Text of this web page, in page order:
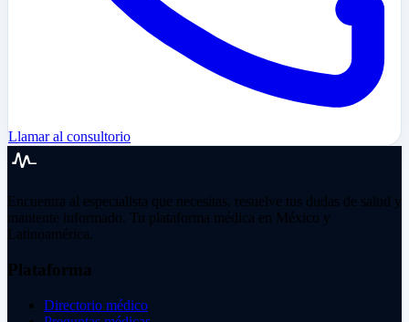
Llamar al consultorio
Encuentra al especialista que necesitas, resuelve tus dudas de salud y
mantente informado. Tu plataforma médica en México y
Latinoamérica.
Plataforma
Directorio médico